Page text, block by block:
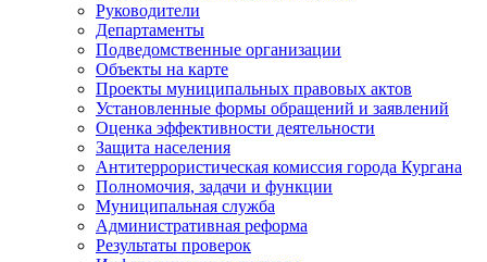
Руководители
Департаменты
Подведомственные организации
Объекты на карте
Проекты муниципальных правовых актов
Установленные формы обращений и заявлений
Оценка эффективности деятельности
Защита населения
Антитеррористическая комиссия города Кургана
Полномочия, задачи и функции
Муниципальная служба
Административная реформа
Результаты проверок